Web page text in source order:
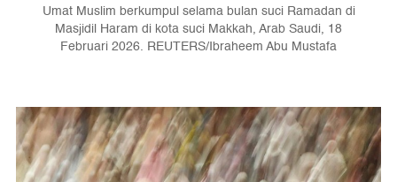
Umat Muslim berkumpul selama bulan suci Ramadan di
Masjidil Haram di kota suci Makkah, Arab Saudi, 18
Februari 2026. REUTERS/Ibraheem Abu Mustafa